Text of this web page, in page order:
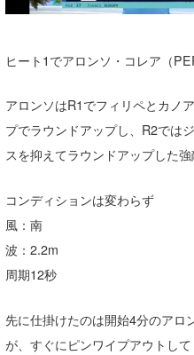
ヒート1でアロンソ・コレア（
アロンソはR1でフィリペとカノ
プでラウンドアップし、R2では
スを抑えてラウンドアップした強
コンディションは変わらず
風：南
波：2.2m
周期12秒
先に仕掛けたのは開始4分のアロ
が、すぐにピンワイプアウトして